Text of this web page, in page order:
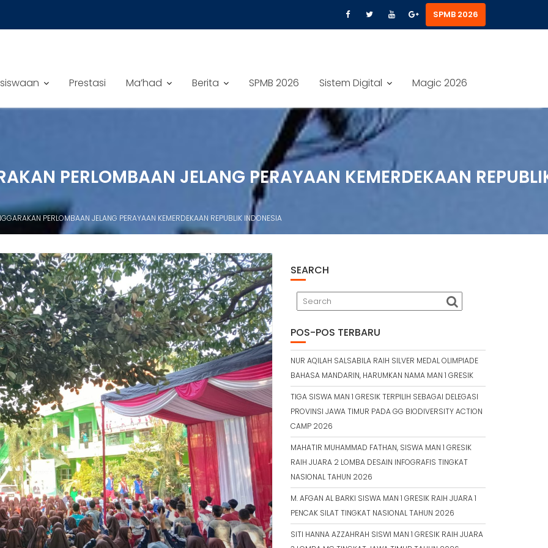
SPMB 2026
Prestasi Ma’had Berita SPMB 2026 Sistem Digital Magic 2026
PERLOMBAAN JELANG PERAYAAN KEMERDEKAAN
PERLOMBAAN JELANG PERAYAAN KEMERDEKAAN REPUBLIK INDONESIA
SEARCH
POS-POS TERBARU
NUR AQILAH SALSABILA RAIH SILVER MEDAL OLIMPIADE
BAHASA MANDARIN, HARUMKAN NAMA MAN 1 GRESIK
TIGA SISWA MAN 1 GRESIK TERPILIH SEBAGAI DELEGASI
PROVINSI JAWA TIMUR PADA GG BIODIVERSITY ACTION
CAMP 2026
MAHATIR MUHAMMAD FATHAN, SISWA MAN 1 GRESIK
RAIH JUARA 2 LOMBA DESAIN INFOGRAFIS TINGKAT
NASIONAL TAHUN 2026
M. AFGAN AL BARKI SISWA MAN 1 GRESIK RAIH JUARA 1
PENCAK SILAT TINGKAT NASIONAL TAHUN 2026
SITI HANNA AZZAHRAH SISWI MAN 1 GRESIK RAIH JUARA